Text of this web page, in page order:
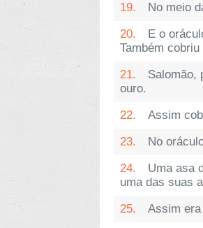
19.
No meio
20.
E o
Também
21.
Salomão,
ouro.
22.
Assim
23.
No
24.
Uma asa
uma das suas
25.
Assim